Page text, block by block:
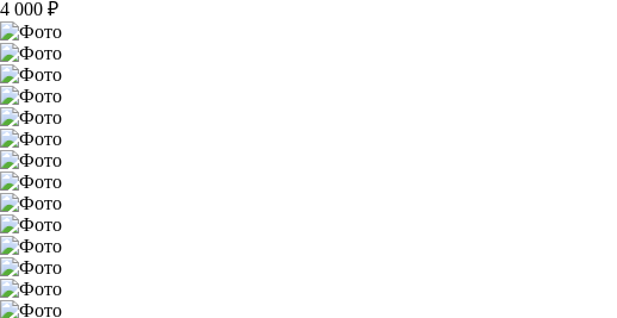
4 000 ₽